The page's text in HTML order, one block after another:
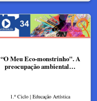
“O Meu Eco-monstrinho". A
preocupação ambiental…
1.º Ciclo | Educação Artística